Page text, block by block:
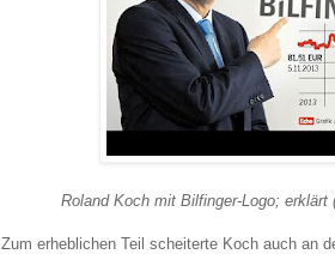
Roland Koch mit Bilfinger-Logo; erklärt
Zum erheblichen Teil scheiterte Koch auch an